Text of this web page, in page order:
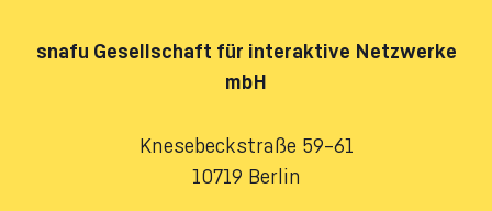
snafu Gesellschaft für interaktive Netzwerke
mbH
Knesebeckstraße 59–61
10719 Berlin